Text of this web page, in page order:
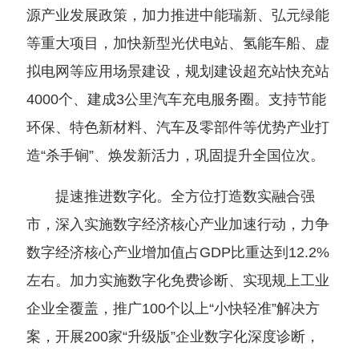
源产业发展政策，加力推进中能瑞新、弘元绿能
等重大项目，加快新型光伏电站、氢能车船、虚
拟电网等应用场景建设，规划建设超充站快充站
4000个、建成3公里汽车充电服务圈。支持节能
环保、特色新材料、汽车及零部件等优势产业打
造“杀手锏”、焕发新活力，巩固提升全国位次。
提速推进数字化。全方位打造数实融合强
市，深入实施数字经济核心产业加速行动，力争
数字经济核心产业增加值占GDP比重达到12.2%
左右。加力实施数字化免费诊断、实现规上工业
企业全覆盖，推广100个以上“小快轻准”解决方
案，开展200家“升级版”企业数字化深度诊断，